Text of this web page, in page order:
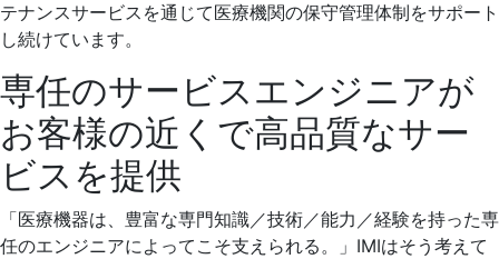
テナンスサービスを通じて医療機関の保守管理体制をサポート
し続けています。
専任のサービスエンジニアが
お客様の近くで高品質なサー
ビスを提供
「医療機器は、豊富な専門知識／技術／能力／経験を持った専
任のエンジニアによってこそ支えられる。」IMIはそう考えて